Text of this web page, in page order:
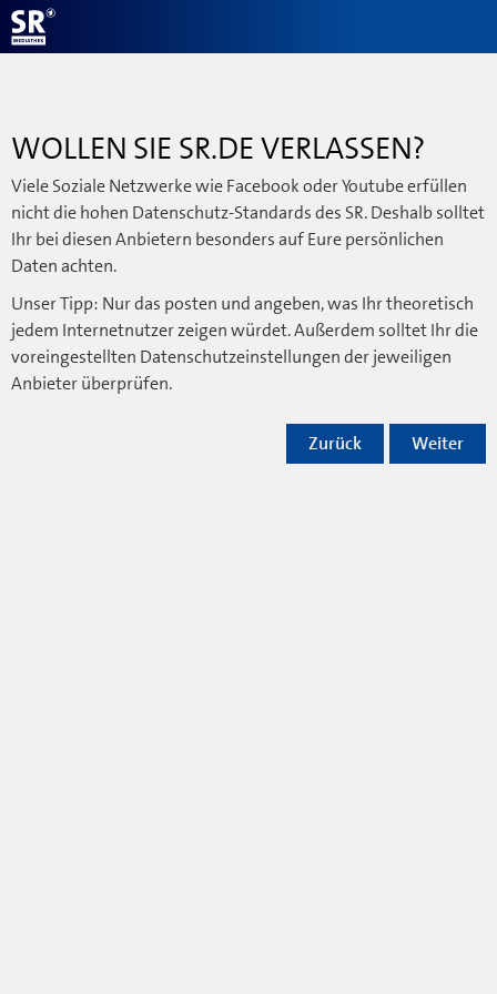
WOLLEN SIE SR.DE VERLASSEN?
Viele Soziale Netzwerke wie Facebook oder Youtube erfüllen
nicht die hohen Datenschutz-Standards des SR. Deshalb solltet
Ihr bei diesen Anbietern besonders auf Eure persönlichen
Daten achten.
Unser Tipp: Nur das posten und angeben, was Ihr theoretisch
jedem Internetnutzer zeigen würdet. Außerdem solltet Ihr die
voreingestellten Datenschutzeinstellungen der jeweiligen
Anbieter überprüfen.
Weiter
Zurück